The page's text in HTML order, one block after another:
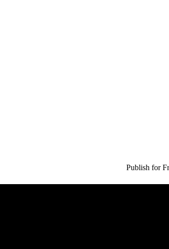
Publish for